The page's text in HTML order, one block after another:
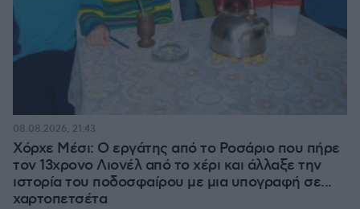
Χόρχε Μέσι: Ο εργάτης από το Ροσάριο που πήρε
τον 13χρονο Λιονέλ από το χέρι και άλλαξε την
ιστορία του ποδοσφαίρου με μια υπογραφή σε...
χαρτοπετσέτα
08.08.2026, 21:43